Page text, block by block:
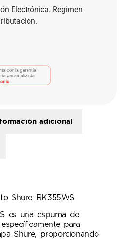
Electrónica. Regimen
adicional
Shure RK355WS
es una espuma de
para
Shure, proporcionando